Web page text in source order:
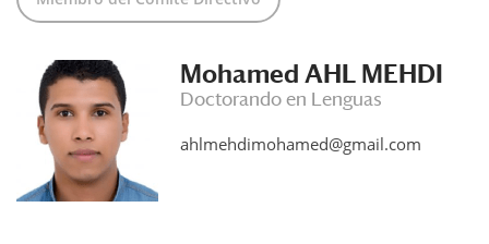
Mohamed AHL MEHDI
Doctorando en Lenguas
ahlmehdimohamed@gmail.com